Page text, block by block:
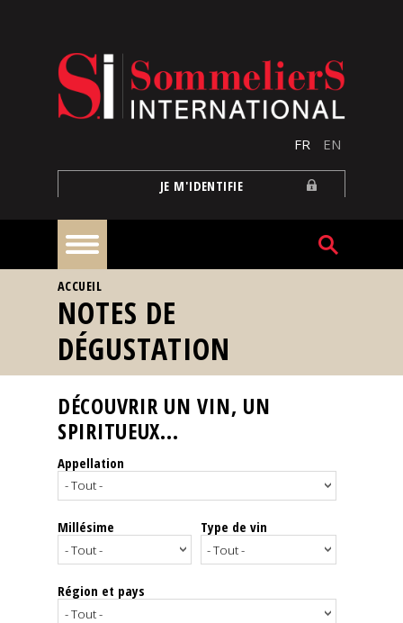
FR EN
JE M'IDENTIFIE
À
la
une
Reportages
Nos
Spiritueux
Notes
dégustation
VOUS ÊTES ICI
ACCUEIL
NOTES DE
DÉGUSTATION
DÉCOUVRIR UN VIN, UN
SPIRITUEUX...
Appellation
Millésime Type de vin
Région et pays